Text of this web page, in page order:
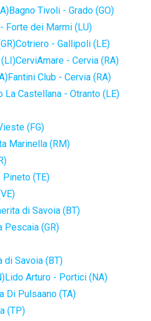
Bagno Tivoli - Grado (GO)
Forte dei Marmi (LU)
Cotriero - Gallipoli (LE)
CerviAmare - Cervia (RA)
Fantini Club - Cervia (RA)
La Castellana - Otranto (LE)
(FG)
Marinella (RM)
Pineto (TE)
di Savoia (BT)
Pescaia (GR)
di Savoia (BT)
Lido Arturo - Portici (NA)
Di Pulsaano (TA)
(TP)